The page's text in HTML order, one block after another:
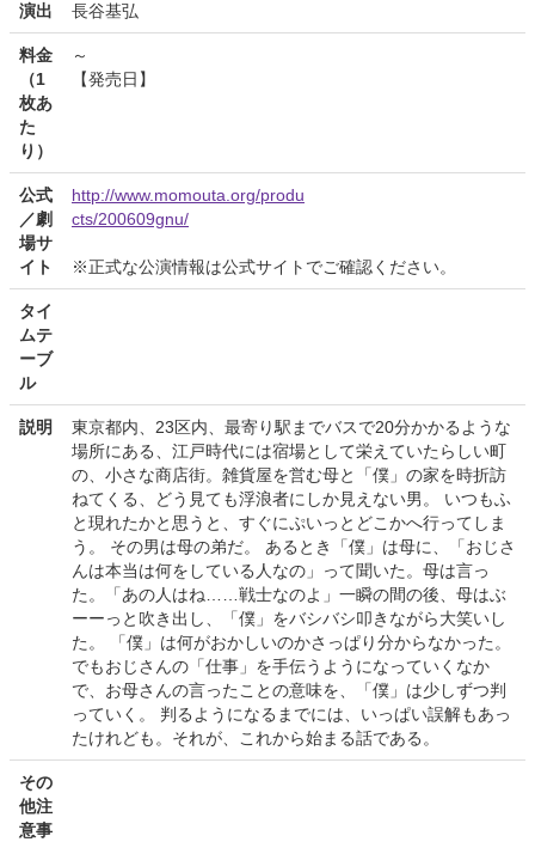
演出 長谷基弘
料金
（1
枚あ
た
り）
～
【発売日】
公式
／劇
場サ
イト
http://www.momouta.org/produ
cts/200609gnu/
※正式な公演情報は公式サイトでご確認ください。
タイ
ムテ
ーブ
ル
説明
東京都内、23区内、最寄り駅までバスで20分かかるような
場所にある、江戸時代には宿場として栄えていたらしい町
の、小さな商店街。雑貨屋を営む母と「僕」の家を時折訪
ねてくる、どう見ても浮浪者にしか見えない男。 いつもふ
と現れたかと思うと、すぐにぷいっとどこかへ行ってしま
う。 その男は母の弟だ。 あるとき「僕」は母に、「おじさ
んは本当は何をしている人なの」って聞いた。母は言っ
た。「あの人はね……戦士なのよ」一瞬の間の後、母はぶ
ーーっと吹き出し、「僕」をバシバシ叩きながら大笑いし
た。 「僕」は何がおかしいのかさっぱり分からなかった。
でもおじさんの「仕事」を手伝うようになっていくなか
で、お母さんの言ったことの意味を、「僕」は少しずつ判
っていく。 判るようになるまでには、いっぱい誤解もあっ
たけれども。それが、これから始まる話である。
その
他注
意事